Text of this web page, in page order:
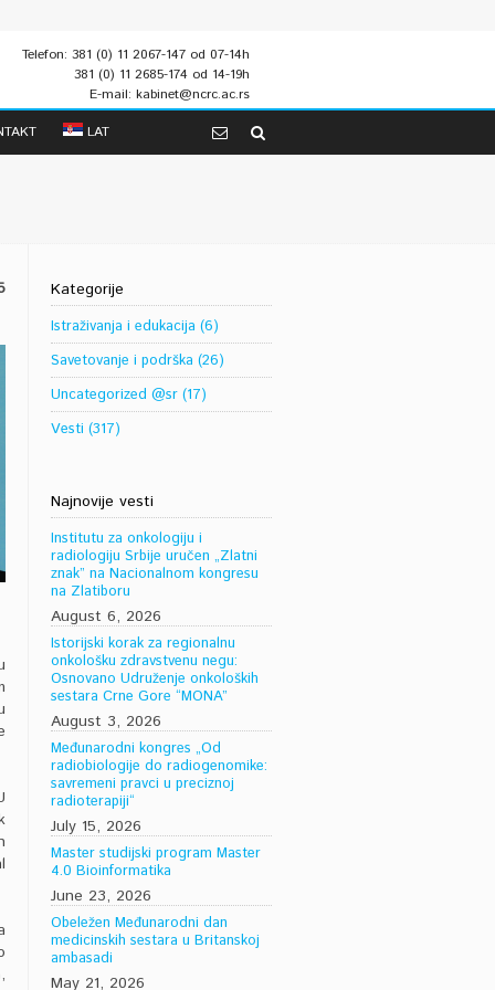
Telefon: 381 (0) 11 2067-147 od 07-14h
381 (0) 11 2685-174 od 14-19h
E-mail: kabinet@ncrc.ac.rs
LAT
Kategorije
Istraživanja i edukacija (6)
Savetovanje i podrška (26)
Uncategorized @sr (17)
Vesti (317)
Najnovije vesti
Institutu za onkologiju i
radiologiju Srbije uručen „Zlatni
znak” na Nacionalnom kongresu
na Zlatiboru
August 6, 2026
Istorijski korak za regionalnu
onkološku zdravstvenu negu:
Osnovano Udruženje onkoloških
sestara Crne Gore “MONA”
August 3, 2026
Međunarodni kongres „Od
radiobiologije do radiogenomike:
savremeni pravci u preciznoj
radioterapiji“
July 15, 2026
Master studijski program Master
4.0 Bioinformatika
June 23, 2026
Obeležen Međunarodni dan
medicinskih sestara u Britanskoj
ambasadi
May 21, 2026